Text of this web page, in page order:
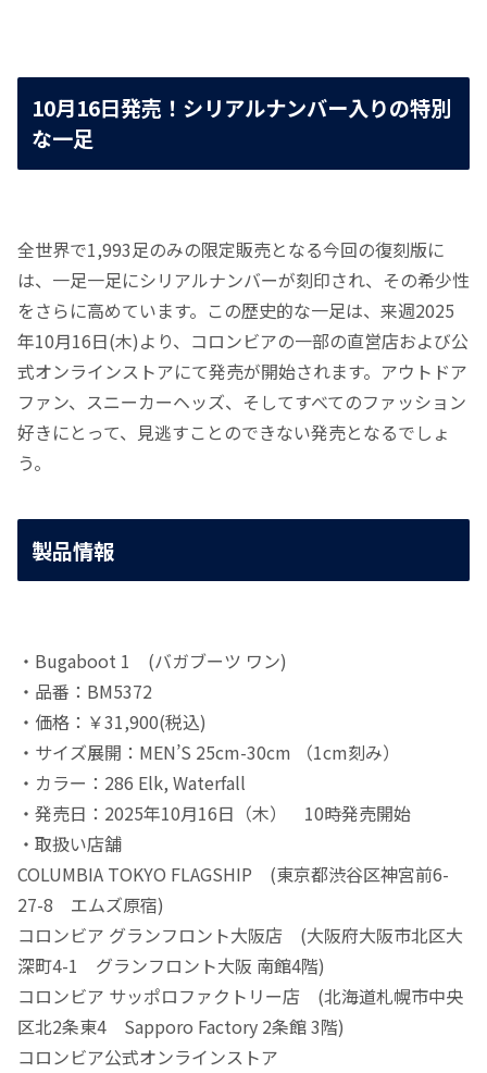
10月16日発売！シリアルナンバー入りの特別
な一足
全世界で1,993足のみの限定販売となる今回の復刻版に
は、一足一足にシリアルナンバーが刻印され、その希少性
をさらに高めています。この歴史的な一足は、来週2025
年10月16日(木)より、コロンビアの一部の直営店および公
式オンラインストアにて発売が開始されます。アウトドア
ファン、スニーカーヘッズ、そしてすべてのファッション
好きにとって、見逃すことのできない発売となるでしょ
う。
製品情報
・Bugaboot 1 (バガブーツ ワン)
・品番：BM5372
・価格：￥31,900(税込)
・サイズ展開：MEN’S 25cm-30cm （1cm刻み）
・カラー：286 Elk, Waterfall
・発売日：2025年10月16日（木） 10時発売開始
・取扱い店舗
COLUMBIA TOKYO FLAGSHIP (東京都渋谷区神宮前6-
27-8 エムズ原宿)
コロンビア グランフロント大阪店 (大阪府大阪市北区大
深町4-1 グランフロント大阪 南館4階)
コロンビア サッポロファクトリー店 (北海道札幌市中央
区北2条東4 Sapporo Factory 2条館 3階)
コロンビア公式オンラインストア